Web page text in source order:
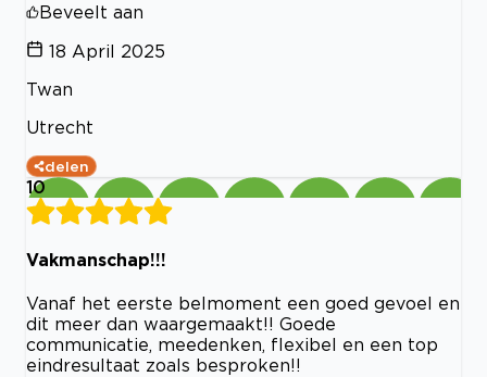
Beveelt aan
18 April 2025
Twan
Utrecht
delen
10
Vakmanschap!!!
Vanaf het eerste belmoment een goed gevoel en
dit meer dan waargemaakt!! Goede
communicatie, meedenken, flexibel en een top
eindresultaat zoals besproken!!